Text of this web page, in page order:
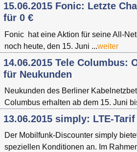
15.06.2015 Fonic: Letzte
für 0 €
Fonic hat eine Aktion für seine All-
noch heute, den 15. Juni ...weiter
14.06.2015 Tele Columbus:
für Neukunden
Neukunden des Berliner
Columbus erhalten ab dem 15. Juni
13.06.2015 simply: LTE-
Der Mobilfunk-Discounter simply
speziellen Konditionen an. Im